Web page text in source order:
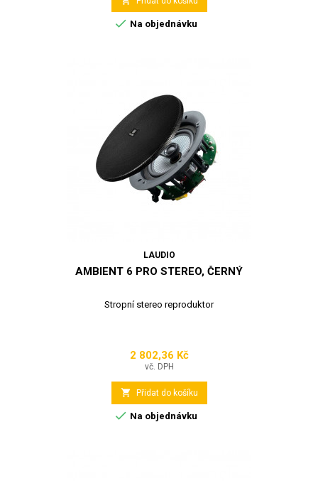
 Na objednávku
LAUDIO
AMBIENT 6 PRO STEREO, ČERNÝ
Stropní stereo reproduktor
Cena
2 802,36 Kč
vč. DPH
 Přidat do košíku
 Na objednávku